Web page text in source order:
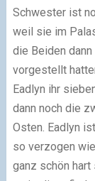
Schwester ist
weil sie im
die Beiden
vorgestellt
Eadlyn ihr
dann noch die
Osten. Eadlyn
so verzogen
ganz schön hart